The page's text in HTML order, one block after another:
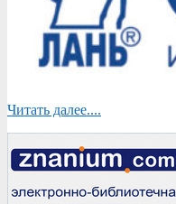
Читать далее....